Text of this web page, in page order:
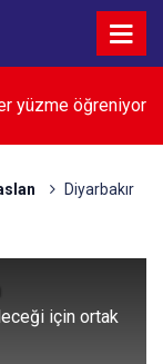
yüzme öğreniyor
Diyarbakır
için ortak